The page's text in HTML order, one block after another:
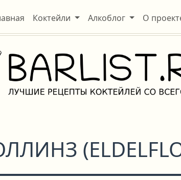
Коктейли Алкоблог О
(